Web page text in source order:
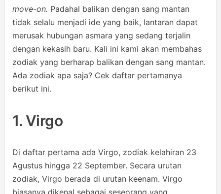
move-on. Padahal balikan dengan sang mantan
tidak selalu menjadi ide yang baik, lantaran dapat
merusak hubungan asmara yang sedang terjalin
dengan kekasih baru. Kali ini kami akan membahas
zodiak yang berharap balikan dengan sang mantan.
Ada zodiak apa saja? Cek daftar pertamanya
berikut ini.
1. Virgo
Di daftar pertama ada Virgo, zodiak kelahiran 23
Agustus hingga 22 September. Secara urutan
zodiak, Virgo berada di urutan keenam. Virgo
biasanya dikenal sebagai seseorang yang